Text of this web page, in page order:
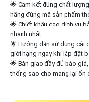
🌟 Cam kết đúng chất
hãng đúng mã sản phẩm
🌟 Chiết khấu cao dịch vụ
nhanh nhất.
🌟 Hướng dẫn sử dụng cài
giới hạng ngay khi lắp đặt
🌟 Bàn giao đầy đủ báo
thống sao cho mang lại ổn